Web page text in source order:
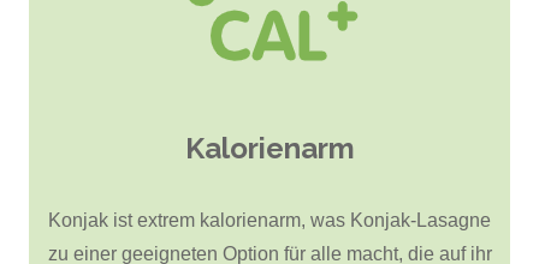
Kalorienarm
Konjak ist extrem kalorienarm, was Konjak-Lasagne
zu einer geeigneten Option für alle macht, die auf ihr